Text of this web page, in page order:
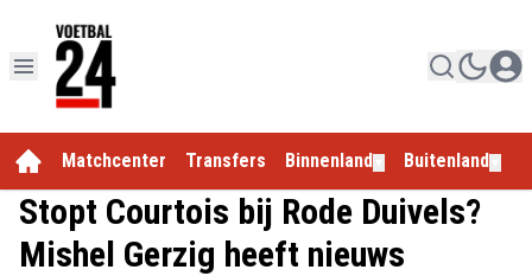
Matchcenter Transfers Binnenland Buitenland
Stopt Courtois bij Rode Duivels?
Mishel Gerzig heeft nieuws